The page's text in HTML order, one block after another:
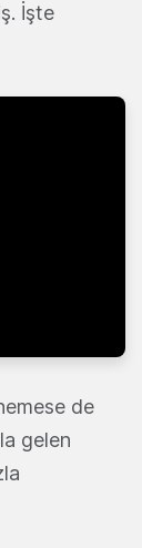
İşte
de
gelen